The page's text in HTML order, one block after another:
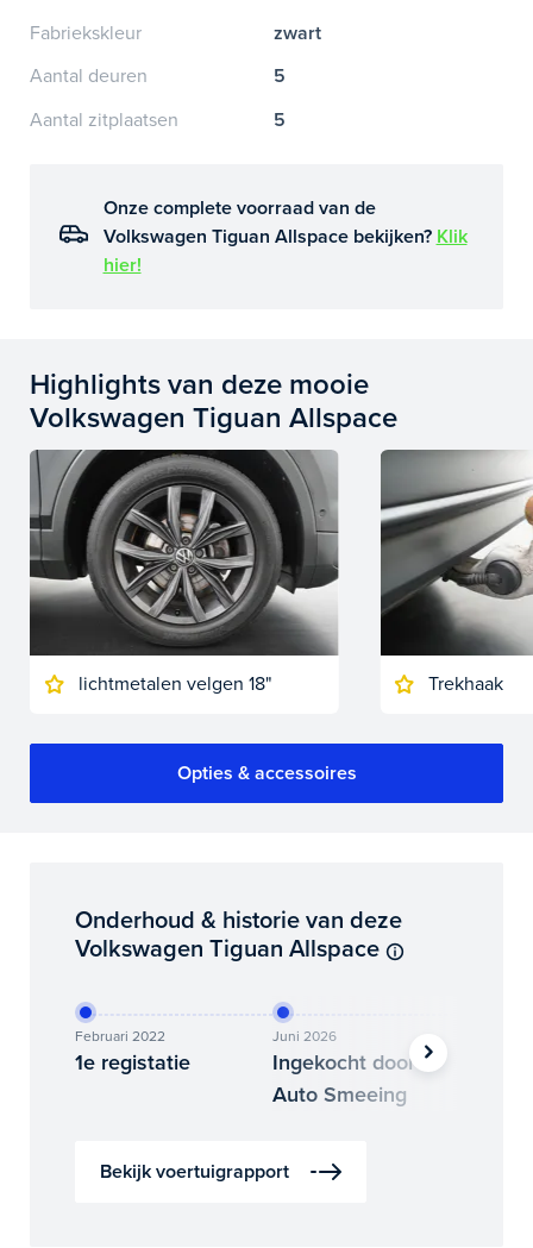
Fabriekskleur
zwart
Aantal deuren
5
Aantal zitplaatsen
5
Onze complete voorraad van de
Volkswagen Tiguan Allspace bekijken? Klik
hier!
Highlights van deze mooie
Volkswagen Tiguan Allspace
lichtmetalen velgen 18" Trekhaak
Opties & accessoires
Onderhoud & historie van deze
Volkswagen Tiguan Allspace
Februari 2022
1e registatie
Juni 2026
Ingekocht door
Auto Smeeing
Bekijk voertuigrapport